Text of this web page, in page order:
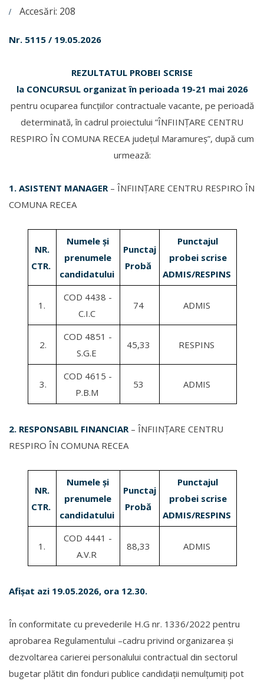
Accesări: 208
Nr. 5115 / 19.05.2026
REZULTATUL PROBEI SCRISE
la CONCURSUL organizat în perioada 19-21 mai 2026
pentru ocuparea funcțiilor contractuale vacante, pe perioadă
determinată, în cadrul proiectului ”ÎNFIINȚARE CENTRU
RESPIRO ÎN COMUNA RECEA județul Maramureș”, după cum
urmează:
1. ASISTENT MANAGER– ÎNFIINȚARE CENTRU RESPIRO ÎN
COMUNA RECEA
NR.
CTR.
Numele și
prenumele
candidatului
Punctaj
Probă
Punctajul
probei scrise
ADMIS/RESPINS
1.
COD 4438 -
C.I.C
74 ADMIS
2.
COD 4851 -
S.G.E
45,33 RESPINS
3.
COD 4615 -
P.B.M
53 ADMIS
2. RESPONSABIL FINANCIAR– ÎNFIINȚARE CENTRU
RESPIRO ÎN COMUNA RECEA
NR.
CTR.
Numele și
prenumele
candidatului
Punctaj
Probă
Punctajul
probei scrise
ADMIS/RESPINS
1.
COD 4441 -
A.V.R
88,33 ADMIS
Afișat azi 19.05.2026, ora 12.30.
În conformitate cu prevederile H.G nr. 1336/2022 pentru
aprobarea Regulamentului –cadru privind organizarea și
dezvoltarea carierei personalului contractual din sectorul
bugetar plătit din fonduri publice candidații nemulțumiți pot